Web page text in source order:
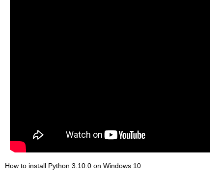
How to install Python 3.10.0 on Windows 10